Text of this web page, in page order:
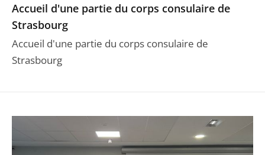
Accueil d'une partie du corps consulaire de
Strasbourg
Accueil d'une partie du corps consulaire de
Strasbourg